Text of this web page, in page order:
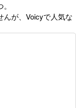
んが、Voicyで人気な